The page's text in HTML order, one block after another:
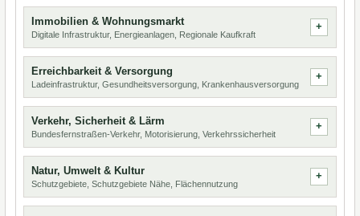
Immobilien & Wohnungsmarkt
Digitale Infrastruktur, Energieanlagen, Regionale Kaufkraft
Erreichbarkeit & Versorgung
Ladeinfrastruktur, Gesundheitsversorgung, Krankenhausversorgung
Verkehr, Sicherheit & Lärm
Bundesfernstraßen-Verkehr, Motorisierung, Verkehrssicherheit
Natur, Umwelt & Kultur
Schutzgebiete, Schutzgebiete Nähe, Flächennutzung